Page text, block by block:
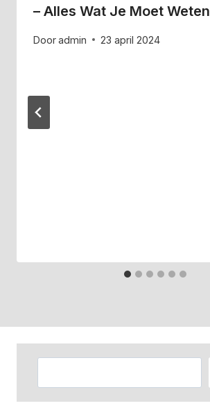
– Alles Wat Je Moet Weten
Dooradmin 23 april 2024